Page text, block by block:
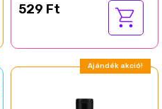
529 Ft
Ajándék akció!